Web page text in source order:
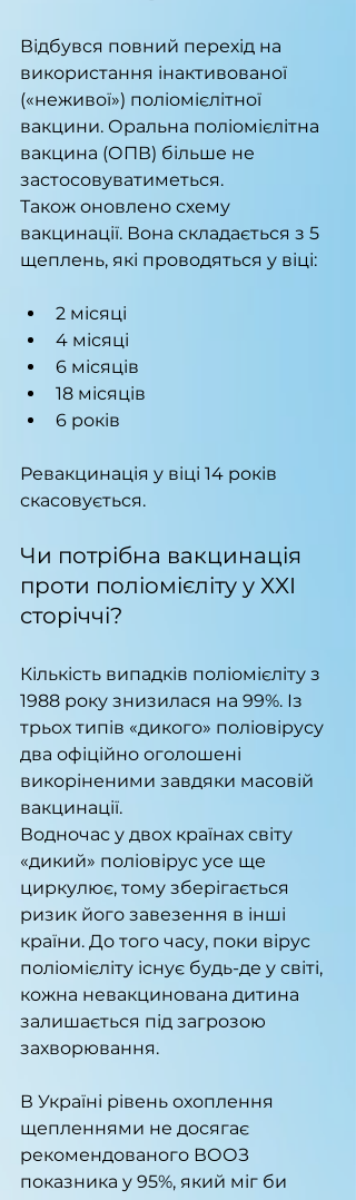
Відбувся повний перехід на
використання інактивованої
(«неживої») поліомієлітної
вакцини. Оральна поліомієлітна
вакцина (ОПВ) більше не
застосовуватиметься.
Також оновлено схему
вакцинації. Вона складається з 5
щеплень, які проводяться у віці:
2 місяці
4 місяці
6 місяців
18 місяців
6 років
Ревакцинація у віці 14 років
скасовується.
Чи потрібна вакцинація
проти поліомієліту у XXI
сторіччі?
Кількість випадків поліомієліту з
1988 року знизилася на 99%. Із
трьох типів «дикого» поліовірусу
два офіційно оголошені
викоріненими завдяки масовій
вакцинації.
Водночас у двох країнах світу
«дикий» поліовірус усе ще
циркулює, тому зберігається
ризик його завезення в інші
країни. До того часу, поки вірус
поліомієліту існує будь-де у світі,
кожна невакцинована дитина
залишається під загрозою
захворювання.
В Україні рівень охоплення
щепленнями не досягає
рекомендованого ВООЗ
показника у 95%, який міг би